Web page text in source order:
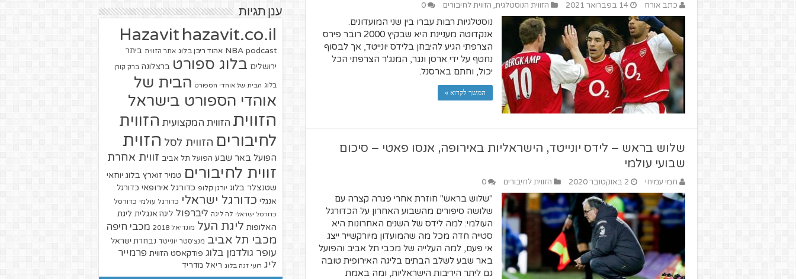
כתב אורח 14 בפברואר 2021 הזווית הנוסטלגית, הזווית לחיבורים 0
נוסטלגיות רבות עברו בין שני המועדונים.
אנקדוטה מעניינת היא שבקיץ 2000 רובר פירס
הצרפתי הגיע להיבחן בלידס יונייטד, אך לבסוף
נחטף על ידי ארסן ונגר, המנג'ר הצרפתי הכל
יכול, וחתם בארסנל.
המשך לקרוא »
שלוש בראש – לידס יונייטד, הישראליות באירופה, אנסו פאטי – סיכום
שבועי עולמי
חמי עמיחי 2 באוקטובר 2020 הזווית לחיבורים 0
"שלוש בראש" חוזרת אחרי פגרה קצרה עם
שלושה סיפורים מהשבוע האחרון על הכדורגל
העולמי: למה לידס של השנים האחרונות היא
סטייה חדה מכל מה שהמועדון מיורקשייר ייצג
אי פעם, למה העלייה של מכבי תל אביב והפועל
באר שבע לשלב הבתים בליגה האירופית טובה
גם ליתר היריבות הישראליות, ומה באמת
ענן תגיות
Hazavit hazavit.co.il
NBA podcast אהוד ריבן בלוג אתר הזווית ביתר
ירושלים בלוג ספורט ברצלונה ברק קורן
בלוג הבית של אוהדי הספורט הבית של
אוהדי הספורט בישראל
הזווית הזווית המקצועית הזווית
לחיבורים הזווית לסל הזוית
הפועל באר שבע הפועל תל אביב זווית אחרת
זווית לחיבורים טמיר זוארץ בלוג יוחאי
שטנצלר בלוג יורגן קלופ כדורגל אירופאי כדורגל
אנגלי כדורגל ישראלי כדורגל עולמי כדורסל
כדורסל ישראלי לה ליגה ליברפול ליגה אנגלית ליגת
האלופות ליגת העל מונדיאל 2018 מכבי חיפה
מכבי תל אביב מנצ'סטר יונייטד נבחרת ישראל
עופר גולדמן בלוג פודקאסט הזווית פרמייר
ליג רועי זגה בלוג ריאל מדריד